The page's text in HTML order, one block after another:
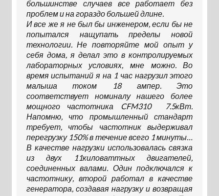
большинстве случаев все работает без
проблем и на гораздо большей длине.
И все же я не был бы инженером, если бы не
попытался нащупать пределы новой
технологии. Не повторяйте мой опыт у
себя дома, я делал это в контролируемых
лабораторных условиях, мне можно. Во
время испытаний я на 1 час нагрузил этого
малыша током 18 ампер. Это
соответствует номиналу нашего более
мощного частотника CFM310 7.5кВт.
Напомню, что промышленный стандарт
требует, чтобы частотник выдерживал
перегрузку 150% в течение всего 1 минуты…
В качестве нагрузки использовалась связка
из двух 11киловаттных двигателей,
соединенных валами. Один подключался к
частотнику, второй работал в качестве
генератора, создавая нагрузку и возвращая